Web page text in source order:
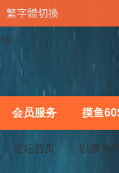
繁字體切換
会员服务 摸鱼
论坛首页 〖以梦为